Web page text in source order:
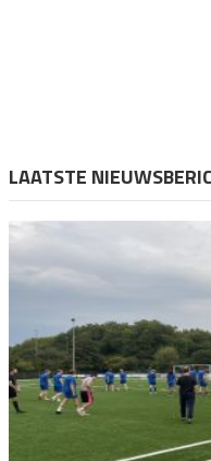
LAATSTE